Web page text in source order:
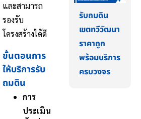
และสามารถ
รองรับ
โครงสร้างได้ดี
ขั้นตอนการ
ให้บริการรับ
ถมดิน
การ
ประเมิน
รับถมดิน
เขตทวีวัฒนา
ราคาถูก
พร้อมบริการ
ครบวงจร